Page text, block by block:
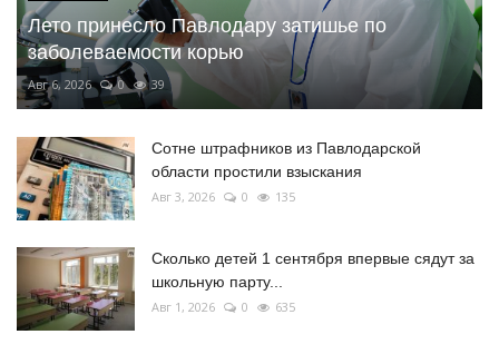
Лето принесло Павлодару затишье по
заболеваемости корью
Авг 6, 2026 0 39
Сотне штрафников из Павлодарской
области простили взыскания
Авг 3, 2026 0 135
Сколько детей 1 сентября впервые сядут за
школьную парту...
Авг 1, 2026 0 635